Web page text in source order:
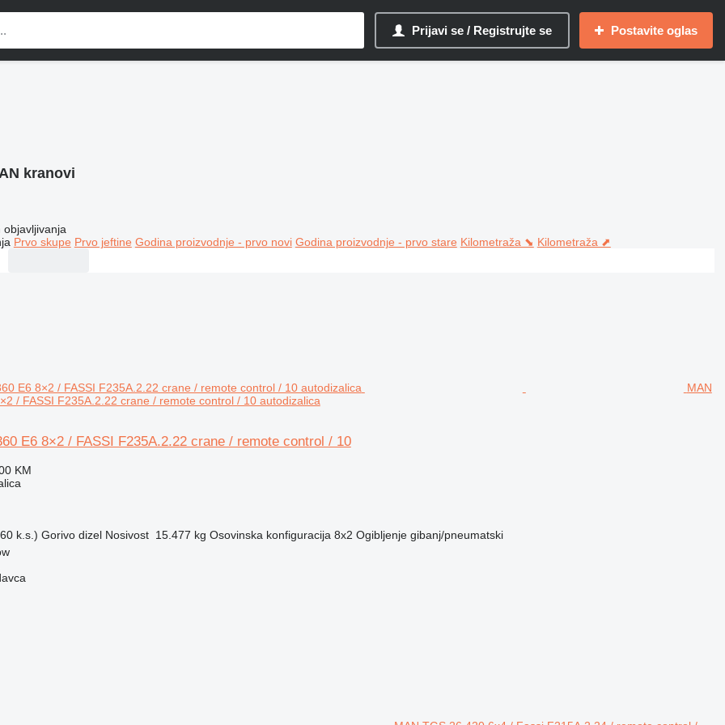
Prijavi se / Registrujte se Postavite oglas
kranovi
objavljivanja
Prvo skupe Prvo jeftine Godina proizvodnje - prvo novi Godina proizvodnje - prvo stare Kilometraža ⬊ Kilometraža ⬈
MAN
/ FASSI F235A.2.22 crane / remote control / 10 autodizalica
E6 8×2 / FASSI F235A.2.22 crane / remote control / 10
KM
k.s.) Gorivo dizel Nosivost 15.477 kg Osovinska konfiguracija 8x2 Ogibljenje gibanj/pneumatski